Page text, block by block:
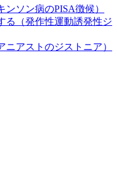
ソン病のPISA徴候）
る（発作性運動誘発性ジ
ニアストのジストニア）